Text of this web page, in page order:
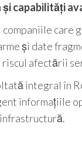
capabilități
care
și date
afectării
integral în
informațiile